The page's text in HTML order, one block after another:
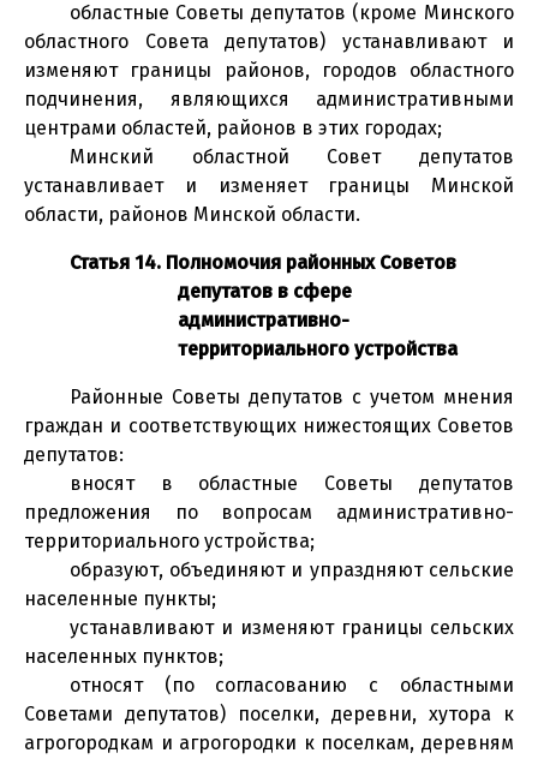
областные Советы депутатов (кроме Минского
областного Совета депутатов) устанавливают и
изменяют границы районов, городов областного
подчинения, являющихся административными
центрами областей, районов в этих городах;
Минский областной Совет депутатов
устанавливает и изменяет границы Минской
области, районов Минской области.
Статья 14. Полномочия районных Советов
депутатов в сфере
административно-
территориального устройства
Районные Советы депутатов с учетом мнения
граждан и соответствующих нижестоящих Советов
депутатов:
вносят в областные Советы депутатов
предложения по вопросам административно-
территориального устройства;
образуют, объединяют и упраздняют сельские
населенные пункты;
устанавливают и изменяют границы сельских
населенных пунктов;
относят (по согласованию с областными
Советами депутатов) поселки, деревни, хутора к
агрогородкам и агрогородки к поселкам, деревням